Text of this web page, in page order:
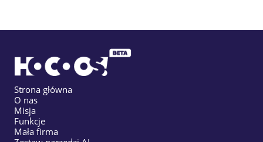
Strona główna
O nas
Misja
Funkcje
Mała firma